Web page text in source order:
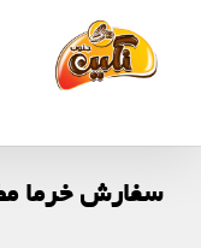
سفارش خرما